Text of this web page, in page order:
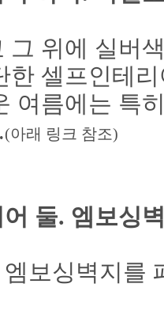
그 위에 실버
한 셀프인테
여름에는 특
(아래 링크 참조)
둘. 엠보싱
보싱벽지를